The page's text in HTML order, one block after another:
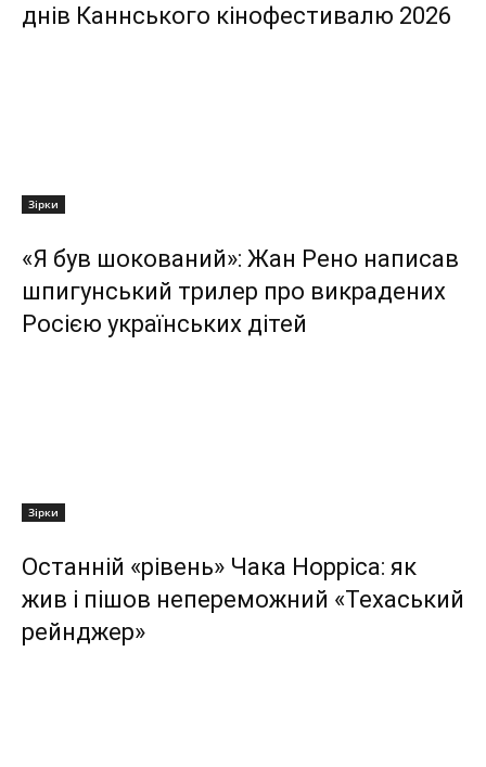
днів Каннського кінофестивалю 2026
Зірки
«Я був шокований»: Жан Рено написав
шпигунський трилер про викрадених
Росією українських дітей
Зірки
Останній «рівень» Чака Норріса: як
жив і пішов непереможний «Техаський
рейнджер»